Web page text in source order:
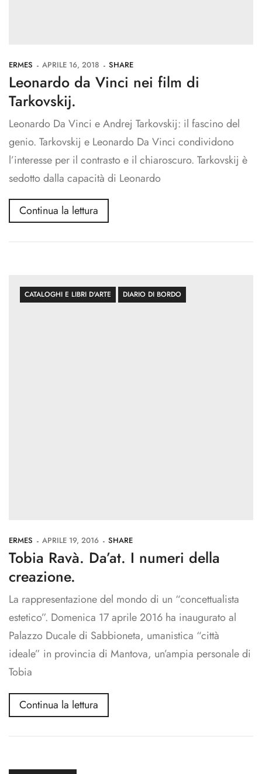
ERMES APRILE 16, 2018 SHARE
Leonardo da Vinci nei film di
Tarkovskij.
Leonardo Da Vinci e Andrej Tarkovskij: il fascino del
genio. Tarkovskij e Leonardo Da Vinci condividono
l’interesse per il contrasto e il chiaroscuro. Tarkovskij è
sedotto dalla capacità di Leonardo
Continua la lettura
CATALOGHI E LIBRI D'ARTE DIARIO DI BORDO
ERMES APRILE 19, 2016 SHARE
Tobia Ravà. Da’at. I numeri della
creazione.
La rappresentazione del mondo di un “concettualista
estetico”. Domenica 17 aprile 2016 ha inaugurato al
Palazzo Ducale di Sabbioneta, umanistica “città
ideale” in provincia di Mantova, un’ampia personale di
Tobia
Continua la lettura